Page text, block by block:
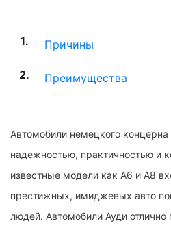
Причины
Преимущества
Автомобили немецкого
надежностью, практичностью и
известные модели как А6 и А8
престижных, имиджевых авто
людей. Автомобили Ауди